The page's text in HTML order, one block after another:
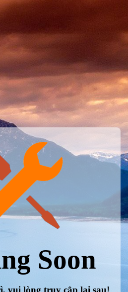
Soon
vui lòng truy cập lại sau!